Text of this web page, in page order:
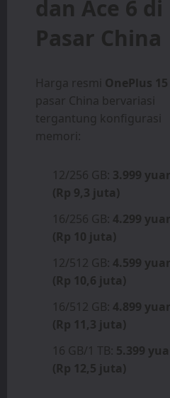
dan Ace 6 di
Pasar China
Harga resmi OnePlus 15
pasar China bervariasi
tergantung konfigurasi
memori:
12/256 GB: 3.999
(Rp 9,3 juta)
16/256 GB: 4.299
(Rp 10 juta)
12/512 GB: 4.599
(Rp 10,6 juta)
16/512 GB: 4.899
(Rp 11,3 juta)
16 GB/1 TB: 5.399
(Rp 12,5 juta)